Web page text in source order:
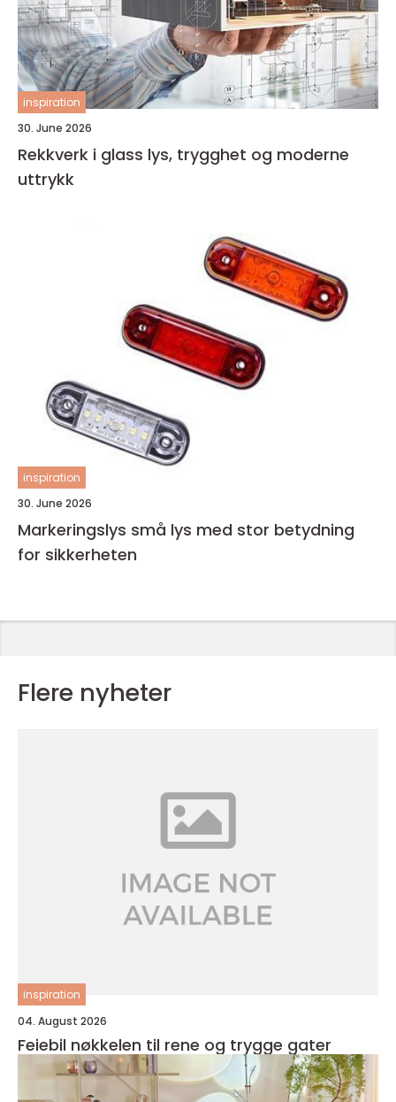
inspiration
30. June 2026
Rekkverk i glass lys, trygghet og moderne
uttrykk
inspiration
30. June 2026
Markeringslys små lys med stor betydning
for sikkerheten
Flere nyheter
inspiration
04. August 2026
Feiebil nøkkelen til rene og trygge gater